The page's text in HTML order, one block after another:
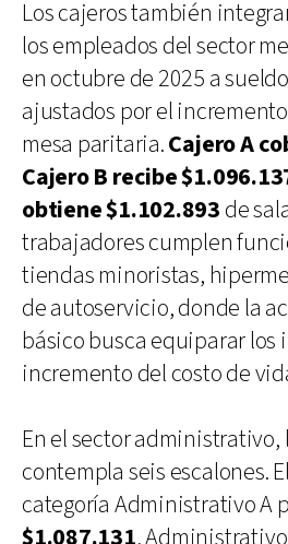
Los cajeros también
los empleados del sector
en octubre de 2025 a
ajustados por el
mesa paritaria.Cajero A
Cajero B recibe
obtiene $1.102.893 de
trabajadores cumplen
tiendas minoristas,
de autoservicio, donde la
básico busca equiparar los
incremento del costo de
En el sector administrativo,
contempla seis escalones.
categoría Administrativo A
$1.087.131,